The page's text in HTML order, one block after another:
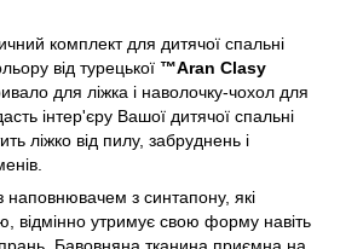
комплект для дитячої спальні
від турецької ™Aran Clasy
для ліжка і наволочку-чохол для
інтер'єру Вашої дитячої спальні
ліжко від пилу, забруднень і
з синтапону, які
відмінно утримує свою форму навіть
прань. Бавовняна тканина приємна на